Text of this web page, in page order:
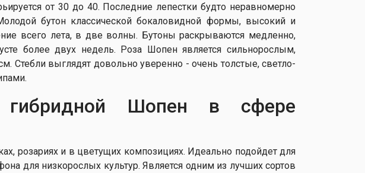
от 30 до 40. Последние лепестки будто неравномерно
бутон классической бокаловидной формы, высокий и
всего лета, в две волны. Бутоны раскрываются медленно,
более двух недель. Роза Шопен является сильнорослым,
Стебли выглядят довольно уверенно - очень толстые, светло-
гибридной Шопен в сфере
розариях и в цветущих композициях. Идеально подойдет для
для низкорослых культур. Является одним из лучших сортов